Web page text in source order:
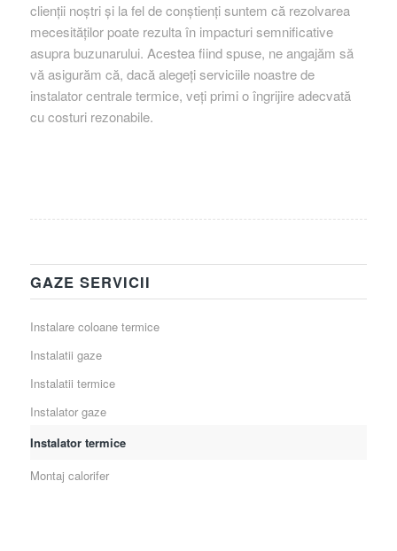
clienții noștri și la fel de conștienți suntem că rezolvarea
mecesităților poate rezulta în impacturi semnificative
asupra buzunarului. Acestea fiind spuse, ne angajăm să
vă asigurăm că, dacă alegeți serviciile noastre de
instalator centrale termice, veți primi o îngrijire adecvată
cu costuri rezonabile.
GAZE SERVICII
Instalare coloane termice
Instalatii gaze
Instalatii termice
Instalator gaze
Instalator termice
Montaj calorifer